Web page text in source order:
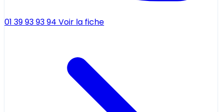
01 39 93 93 94 Voir la fiche